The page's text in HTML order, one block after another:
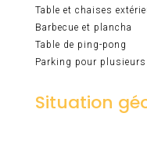
Table et chaises
Barbecue et plancha
Table de ping-pong
Parking pour
Situation